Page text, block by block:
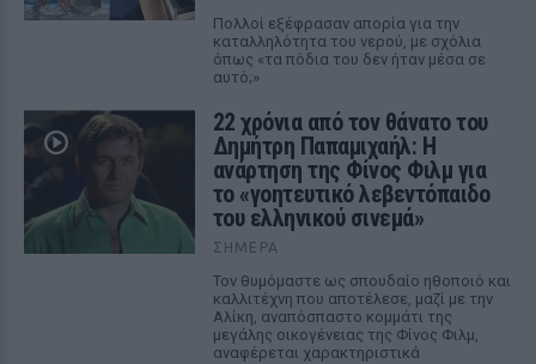
Πολλοί εξέφρασαν απορία για την
καταλληλότητα του νερού, με σχόλια
όπως «τα πόδια του δεν ήταν μέσα σε
αυτό;»
22 χρόνια από τον θάνατο του
Δημήτρη Παπαμιχαήλ: Η
ανάρτηση της Φίνος Φιλμ για
το «γοητευτικό λεβεντόπαιδο
του ελληνικού σινεμά»
ΣΉΜΕΡΑ
Τον θυμόμαστε ως σπουδαίο ηθοποιό και
καλλιτέχνη που αποτέλεσε, μαζί με την
Αλίκη, αναπόσπαστο κομμάτι της
μεγάλης οικογένειας της Φίνος Φιλμ,
αναφέρεται χαρακτηριστικά